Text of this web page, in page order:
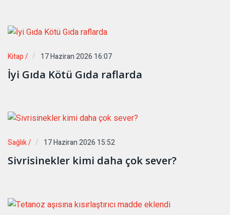
Kitap / 17 Haziran 2026 16:07
İyi Gıda Kötü Gıda raflarda
Sağlık / 17 Haziran 2026 15:52
Sivrisinekler kimi daha çok sever?